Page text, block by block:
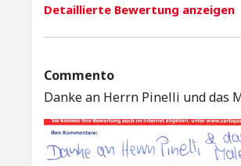
Detaillierte Bewertung anzeigen
Commento
Danke an Herrn Pinelli und das